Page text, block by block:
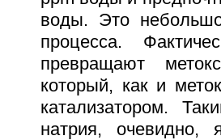
воды. Это
процесса.
превращают
который, как и
катализатором.
натрия, очевидно,